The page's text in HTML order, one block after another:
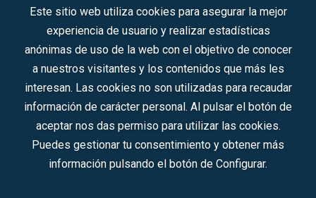
Contacto
Sociedad Mercantil Estatal para la Gestión de la Innovación y las
Síguenos en redes sociales:
Este sitio web utiliza cookies para asegurar la mejor
experiencia de usuario y realizar estadísticas
anónimas de uso de la web con el objetivo de conocer
a nuestros visitantes y los contenidos que más les
interesan. Las cookies no son utilizadas para recaudar
información de carácter personal. Al pulsar el botón de
aceptar nos das permiso para utilizar las cookies.
Puedes gestionar tu consentimiento y obtener más
información pulsando el botón de Configurar.